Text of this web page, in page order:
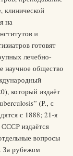
клинической
на
и
готовят
лечебно-
научное общество
который издаёт
(P., с
с 1888; 21-я
издаётся
вопросы
За рубежом